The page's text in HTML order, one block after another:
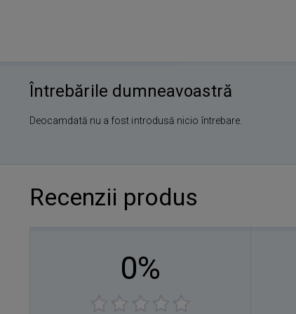
Întrebările dumneavoastră
Deocamdată nu a fost introdusă nicio întrebare.
Recenzii produs
0%